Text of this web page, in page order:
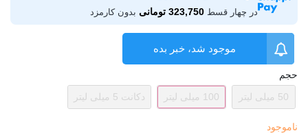
در چهار قسط 323,750 تومانی بدون کارمزد
موجود شد، خبر بده
حجم
50 میلی لیتر
100 میلی لیتر دکانت 5 میلی لیتر
ناموجود